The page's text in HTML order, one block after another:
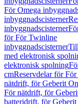
För Omega
inbyggnadscisterner
inbyggnadscisterner
för För Twinline
inbyggnadscisterner
med elektronisk
elektronisk spolning
cmReservdelar för
nätdrift, för Geberit
För nätdrift, för
batteridrift, för